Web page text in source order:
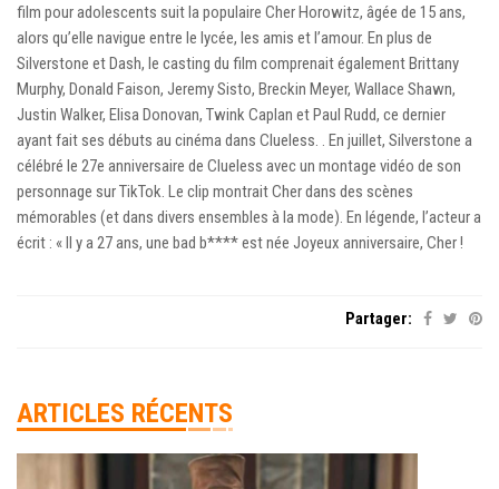
film pour adolescents suit la populaire Cher Horowitz, âgée de 15 ans,
alors qu’elle navigue entre le lycée, les amis et l’amour. En plus de
Silverstone et Dash, le casting du film comprenait également Brittany
Murphy, Donald Faison, Jeremy Sisto, Breckin Meyer, Wallace Shawn,
Justin Walker, Elisa Donovan, Twink Caplan et Paul Rudd, ce dernier
ayant fait ses débuts au cinéma dans Clueless. . En juillet, Silverstone a
célébré le 27e anniversaire de Clueless avec un montage vidéo de son
personnage sur TikTok. Le clip montrait Cher dans des scènes
mémorables (et dans divers ensembles à la mode). En légende, l’acteur a
écrit : « Il y a 27 ans, une bad b**** est née Joyeux anniversaire, Cher !
Partager:
ARTICLES RÉCENTS